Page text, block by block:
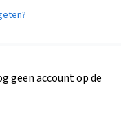
geen account op de